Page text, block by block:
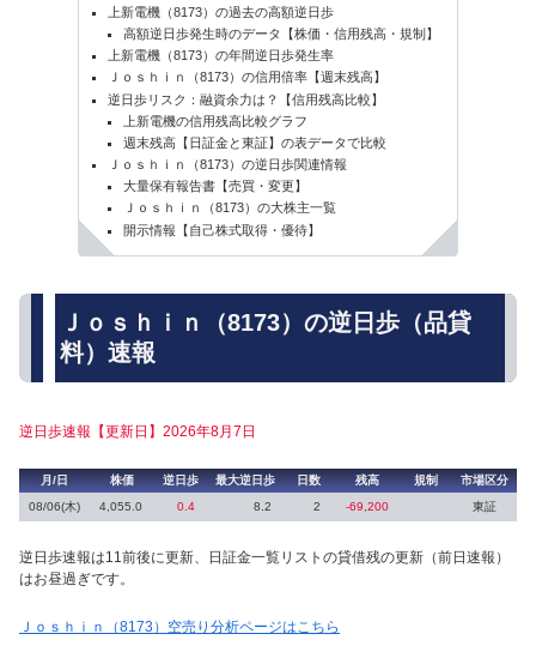
上新電機（8173）の過去の高額逆日歩
高額逆日歩発生時のデータ【株価・信用残高・規制】
上新電機（8173）の年間逆日歩発生率
Ｊｏｓｈｉｎ（8173）の信用倍率【週末残高】
逆日歩リスク：融資余力は？【信用残高比較】
上新電機の信用残高比較グラフ
週末残高【日証金と東証】の表データで比較
Ｊｏｓｈｉｎ（8173）の逆日歩関連情報
大量保有報告書【売買・変更】
Ｊｏｓｈｉｎ（8173）の大株主一覧
開示情報【自己株式取得・優待】
Ｊｏｓｈｉｎ（8173）の逆日歩（品貸
料）速報
逆日歩速報【更新日】2026年8月7日
月/日 株価 逆日歩 最大逆日歩 日数 残高 規制
市場区分
08/06(木)
4,055.0 0.4 8.2 2 -69,200 東証
逆日歩速報は11前後に更新、日証金一覧リストの貸借残の更新（前日速報）
はお昼過ぎです。
Ｊｏｓｈｉｎ（8173）空売り分析ページはこちら